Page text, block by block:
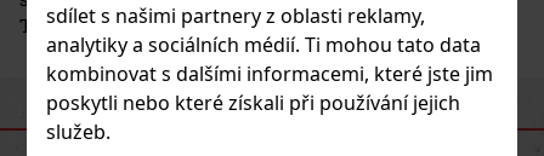
sdílet s našimi partnery z oblasti reklamy,
analytiky a sociálních médií. Ti mohou tato data
kombinovat s dalšími informacemi, které jste jim
poskytli nebo které získali při používání jejich
služeb.
Třebechovicích pod Orebem.